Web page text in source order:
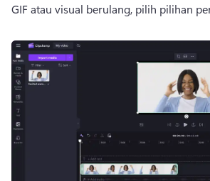
GIF atau visual berulang, pilih pilihan